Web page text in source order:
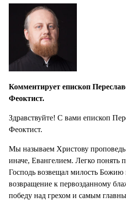
Комментирует епископ
Феоктист.
Здравствуйте! С вами епископ
Феоктист.
Мы называем Христову
иначе, Евангелием. Легко понять
Господь возвещал милость Божию
возвращение к первозданному
победу над грехом и самым